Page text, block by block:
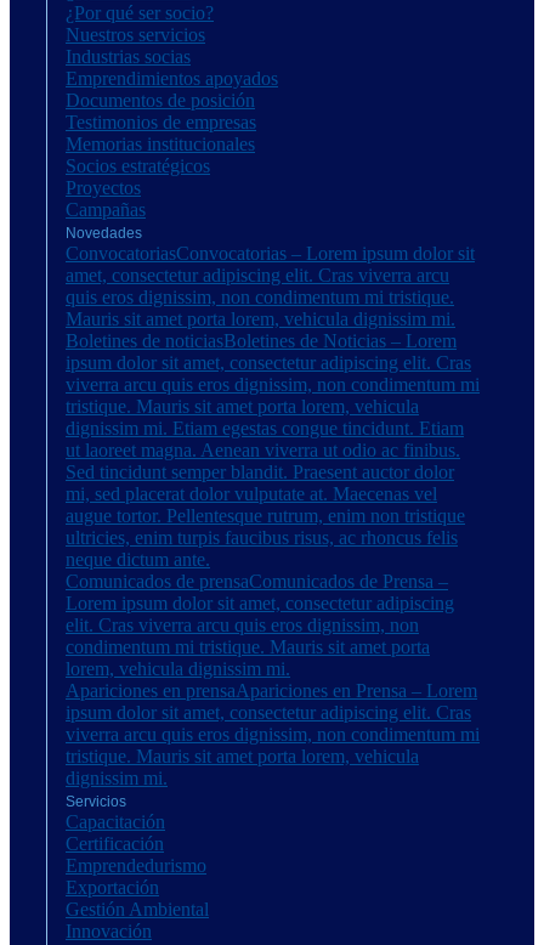
¿Por qué ser socio?
Nuestros servicios
Industrias socias
Emprendimientos apoyados
Documentos de posición
Testimonios de empresas
Memorias institucionales
Socios estratégicos
Proyectos
Campañas
Novedades
ConvocatoriasConvocatorias – Lorem ipsum dolor sit
amet, consectetur adipiscing elit. Cras viverra arcu
quis eros dignissim, non condimentum mi tristique.
Mauris sit amet porta lorem, vehicula dignissim mi.
Boletines de noticiasBoletines de Noticias – Lorem
ipsum dolor sit amet, consectetur adipiscing elit. Cras
viverra arcu quis eros dignissim, non condimentum mi
tristique. Mauris sit amet porta lorem, vehicula
dignissim mi. Etiam egestas congue tincidunt. Etiam
ut laoreet magna. Aenean viverra ut odio ac finibus.
Sed tincidunt semper blandit. Praesent auctor dolor
mi, sed placerat dolor vulputate at. Maecenas vel
augue tortor. Pellentesque rutrum, enim non tristique
ultricies, enim turpis faucibus risus, ac rhoncus felis
neque dictum ante.
Comunicados de prensaComunicados de Prensa –
Lorem ipsum dolor sit amet, consectetur adipiscing
elit. Cras viverra arcu quis eros dignissim, non
condimentum mi tristique. Mauris sit amet porta
lorem, vehicula dignissim mi.
Apariciones en prensaApariciones en Prensa – Lorem
ipsum dolor sit amet, consectetur adipiscing elit. Cras
viverra arcu quis eros dignissim, non condimentum mi
tristique. Mauris sit amet porta lorem, vehicula
dignissim mi.
Servicios
Capacitación
Certificación
Emprendedurismo
Exportación
Gestión Ambiental
Innovación